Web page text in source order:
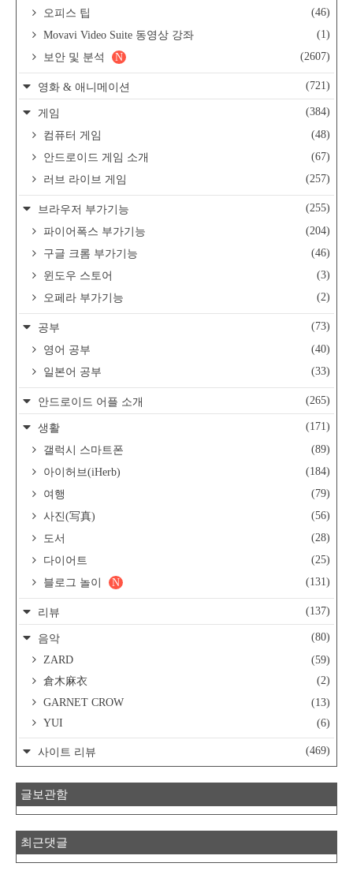
오피스 팁
(46)
Movavi Video Suite 동영상 강좌
(1)
보안 및 분석
(2607)
N
영화 & 애니메이션 (721)
게임
(384)
컴퓨터 게임
(48)
안드로이드 게임 소개
(67)
러브 라이브 게임
(257)
브라우저 부가기능
(255)
파이어폭스 부가기능
(204)
구글 크롬 부가기능
(46)
윈도우 스토어
(3)
오페라 부가기능
(2)
공부
(73)
영어 공부
(40)
일본어 공부
(33)
안드로이드 어플 소개 (265)
생활
(171)
갤럭시 스마트폰
(89)
아이허브(iHerb)
(184)
여행
(79)
사진(写真)
(56)
도서
(28)
다이어트
(25)
블로그 놀이
(131)
N
리뷰 (137)
음악
(80)
ZARD
(59)
倉木麻衣
(2)
GARNET CROW
(13)
YUI
(6)
사이트 리뷰 (469)
글보관함
최근댓글